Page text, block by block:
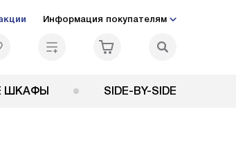
Информация покупателям
ШКАФЫ SIDE-BY-SIDE